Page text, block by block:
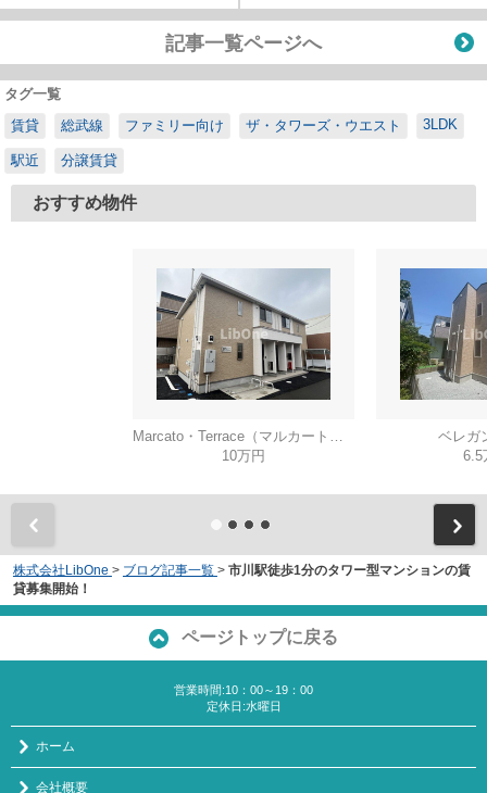
記事一覧ページへ
タグ一覧
賃貸
総武線 ファミリー向け ザ・タワーズ・ウエスト 3LDK
駅近 分譲賃貸
おすすめ物件
Marcato・Terrace（マルカート・テラス）
10万円
ベレガ
6.5
株式会社LibOne > ブログ記事一覧 > 市川駅徒歩1分のタワー型マンションの賃
貸募集開始！
ページトップに戻る
営業時間:10：00～19：00
定休日:水曜日
ホーム
会社概要